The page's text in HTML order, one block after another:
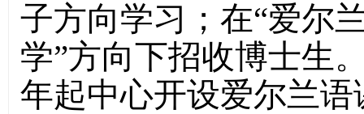
子方向学习；在“爱尔
学”方向下招收博士生
年起中心开设爱尔兰